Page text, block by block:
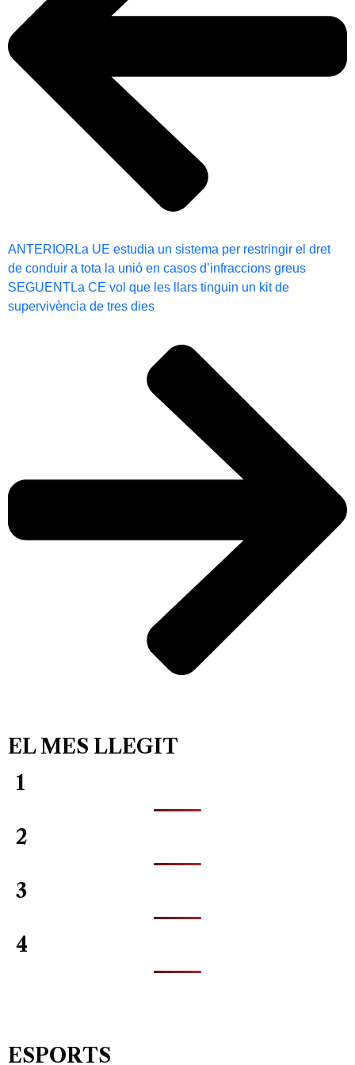
ANTERIOR La UE estudia un sistema per restringir el dret
de conduir a tota la unió en casos d’infraccions greus
SEGUENTLa CE vol que les llars tinguin un kit de
supervivència de tres dies
EL MES LLEGIT
1
2
3
4
ESPORTS